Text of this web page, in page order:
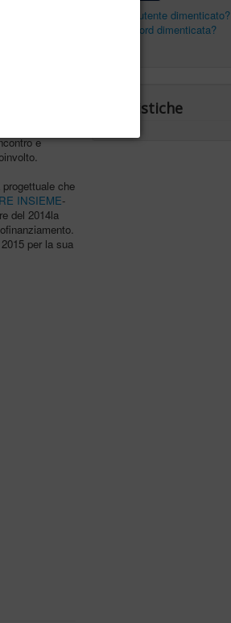
e
che
INSIEME-
del 2014la
per la sua
Nome utente dimenticato?
Password dimenticata?
Statistiche